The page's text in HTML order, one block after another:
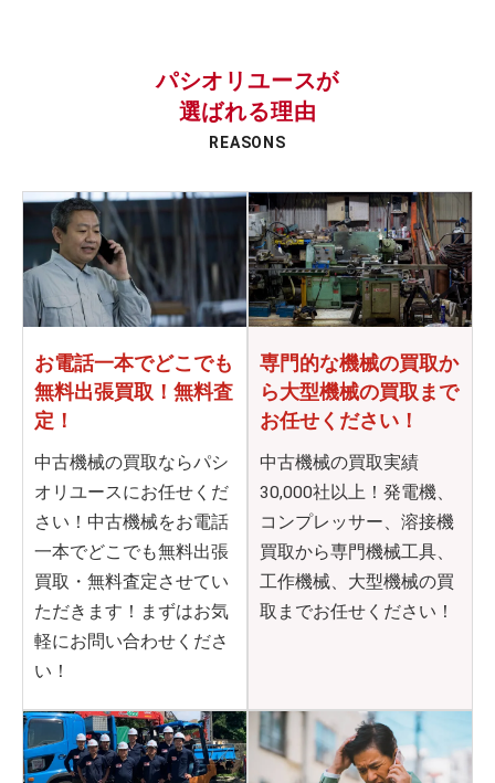
パシオリユースが
選ばれる理由
REASONS
お電話一本でどこでも
無料出張買取！無料査
定！
中古機械の買取ならパシ
オリユースにお任せくだ
さい！中古機械をお電話
一本でどこでも無料出張
買取・無料査定させてい
ただきます！まずはお気
軽にお問い合わせくださ
い！
専門的な機械の買取か
ら大型機械の買取まで
お任せください！
中古機械の買取実績
30,000社以上！発電機、
コンプレッサー、溶接機
買取から専門機械工具、
工作機械、大型機械の買
取までお任せください！